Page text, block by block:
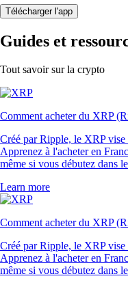
Télécharger l'app
Guides et
Tout savoir sur la crypto
Comment acheter du XRP
Créé par Ripple, le XRP
Apprenez à l'acheter en
même si vous débutez dans
Learn more
Comment acheter du XRP
Créé par Ripple, le XRP
Apprenez à l'acheter en
même si vous débutez dans